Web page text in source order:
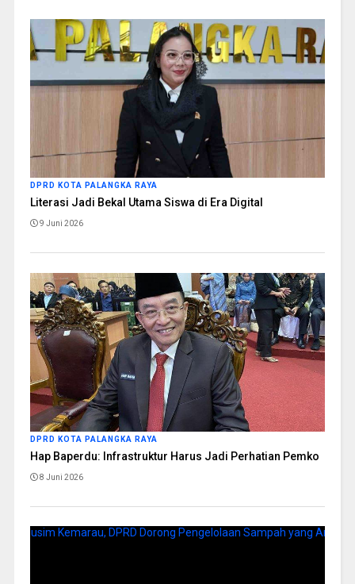
DPRD KOTA PALANGKA RAYA
Literasi Jadi Bekal Utama Siswa di Era Digital
9 Juni 2026
DPRD KOTA PALANGKA RAYA
Hap Baperdu: Infrastruktur Harus Jadi Perhatian Pemko
8 Juni 2026